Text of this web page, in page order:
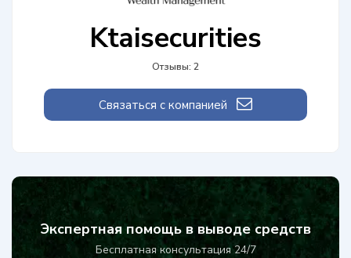
Ktaisecurities
Отзывы: 2
Связаться с компанией
Экспертная помощь в выводе средств
Бесплатная консультация 24/7